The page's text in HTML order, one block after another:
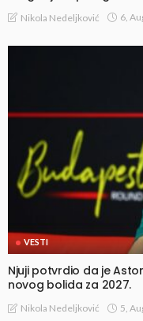
Nikola Nedeljković 6,
VESTI
Njuji potvrdio da je
novog bolida za 2027.
Nikola Nedeljković 5,